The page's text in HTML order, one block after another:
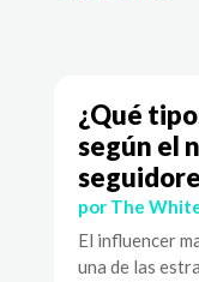
¿Qué
según el
por The
El influencer
una de las